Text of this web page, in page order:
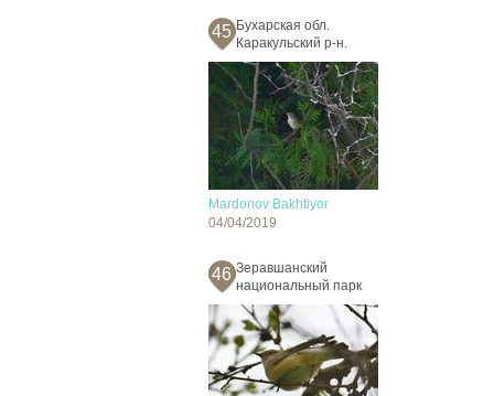
45 Бухарская обл.
Каракульский р-н.
Mardonov Bakhtiyor
04/04/2019
46 Зеравшанский
национальный парк